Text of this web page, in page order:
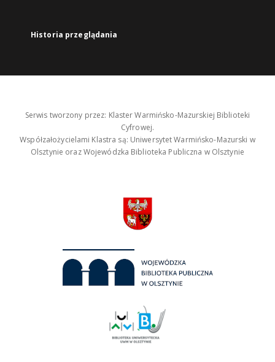
Historia przeglądania
Serwis tworzony przez: Klaster Warmińsko-Mazurskiej Biblioteki
Cyfrowej.
Współzałożycielami Klastra są: Uniwersytet Warmińsko-Mazurski w
Olsztynie oraz Wojewódzka Biblioteka Publiczna w Olsztynie